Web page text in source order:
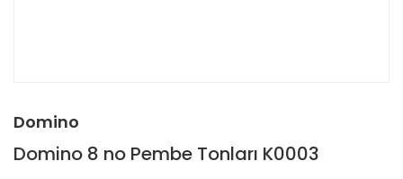
Domino
Domino 8 no Pembe Tonları K0003